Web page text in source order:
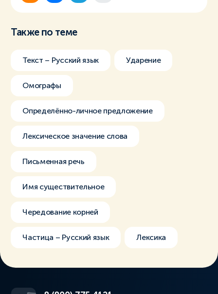
Также по теме
Текст – Русский язык Ударение
Омографы
Определённо-личное предложение
Лексическое значение слова
Письменная речь
Имя существительное
Чередование корней
Частица – Русский язык Лексика